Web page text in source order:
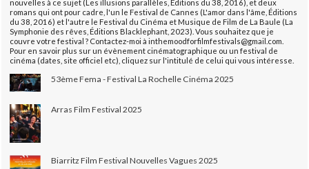
nouvelles à ce sujet (Les illusions parallèles, Éditions du 38, 2016), et deux
romans qui ont pour cadre, l'un le Festival de Cannes (L'amor dans l'âme, Éditions
du 38, 2016) et l'autre le Festival du Cinéma et Musique de Film de La Baule (La
Symphonie des rêves, Éditions Blacklephant, 2023). Vous souhaitez que je
couvre votre festival ? Contactez-moi à inthemoodforfilmfestivals@gmail.com.
Pour en savoir plus sur un évènement cinématographique ou un festival de
cinéma (dates, site officiel etc), cliquez sur l'intitulé de celui qui vous intéresse.
53ème Fema - Festival La Rochelle Cinéma 2025
Arras Film Festival 2025
Biarritz Film Festival Nouvelles Vagues 2025